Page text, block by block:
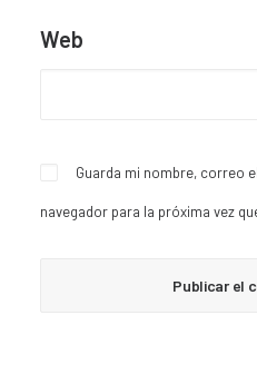
Web
Guarda mi nombre, correo
navegador para la próxima vez